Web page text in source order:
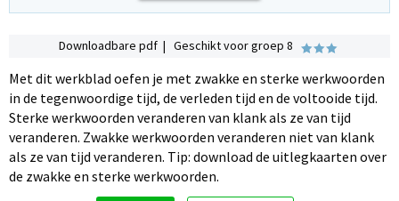
Downloadbare pdf | Geschikt voor groep 8
Met dit werkblad oefen je met zwakke en sterke werkwoorden
in de tegenwoordige tijd, de verleden tijd en de voltooide tijd.
Sterke werkwoorden veranderen van klank als ze van tijd
veranderen. Zwakke werkwoorden veranderen niet van klank
als ze van tijd veranderen. Tip: download de uitlegkaarten over
de zwakke en sterke werkwoorden.